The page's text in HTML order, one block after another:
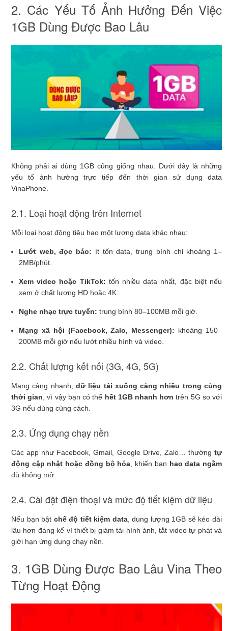
2. Các Yếu Tố Ảnh Hưởng Đến Việc
1GB Dùng Được Bao Lâu
Không phải ai dùng 1GB cũng giống nhau. Dưới đây là những
yếu tố ảnh hưởng trực tiếp đến thời gian sử dụng data
VinaPhone.
2.1. Loại hoạt động trên Internet
Mỗi loại hoạt động tiêu hao một lượng data khác nhau:
Lướt web, đọc báo: ít tốn data, trung bình chỉ khoảng 1–
2MB/phút.
Xem video hoặc TikTok: tốn nhiều data nhất, đặc biệt nếu
xem ở chất lượng HD hoặc 4K.
Nghe nhạc trực tuyến: trung bình 80–100MB mỗi giờ.
Mạng xã hội (Facebook, Zalo, Messenger): khoảng 150–
200MB mỗi giờ nếu lướt nhiều hình và video.
2.2. Chất lượng kết nối (3G, 4G, 5G)
Mạng càng nhanh, dữ liệu tải xuống càng nhiều trong cùng
thời gian , vì vậy bạn có thể hết 1GB nhanh hơn trên 5G so với
3G nếu dùng cùng cách.
2.3. Ứng dụng chạy nền
Các app như Facebook, Gmail, Google Drive, Zalo… thường tự
động cập nhật hoặc đồng bộ hóa , khiến bạn hao data ngầm
dù không mở.
2.4. Cài đặt điện thoại và mức độ tiết kiệm dữ liệu
Nếu bạn bật chế độ tiết kiệm data, dung lượng 1GB sẽ kéo dài
lâu hơn đáng kể vì thiết bị giảm tải hình ảnh, tắt video tự phát và
giới hạn ứng dụng chạy nền.
3. 1GB Dùng Được Bao Lâu Vina Theo
Từng Hoạt Động